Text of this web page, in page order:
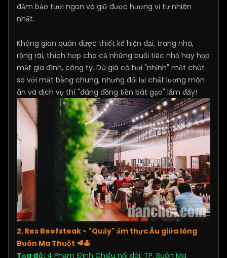
đảm bảo tươi ngon và giữ được hương vị tự nhiên
nhất.
Không gian quán được thiết kế hiện đại, trang nhã,
rộng rãi, thích hợp cho cả những buổi tiệc nhỏ hay họp
mặt gia đình, công ty. Dù giá có hơi "nhỉnh" một chút
so với mặt bằng chung, nhưng đổi lại chất lượng món
ăn và dịch vụ thì "đáng đồng tiền bát gạo" lắm đấy!
2. Res Beefsteak - "Quẩy" ẩm thực Âu giữa lòng
Buôn Ma Thuột 🥩🍝
Tọa độ: 4 Phạm Đình Chiểu nối dài, TP. Buôn Ma